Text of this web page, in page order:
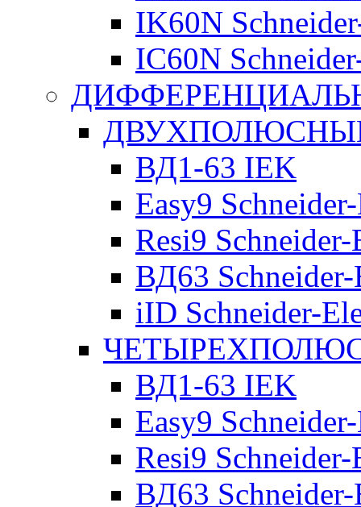
IK60N
IC60N
ВД1-63 IEK
Easy9
Resi9
ВД63
iID Schneider-
ВД1-63 IEK
Easy9
Resi9
ВД63